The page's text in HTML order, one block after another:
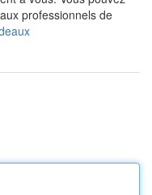
professionnels de